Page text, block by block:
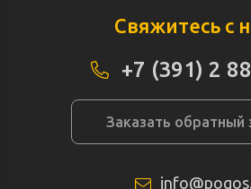
Свяжитесь с
+7 (391) 2
Заказать обратный